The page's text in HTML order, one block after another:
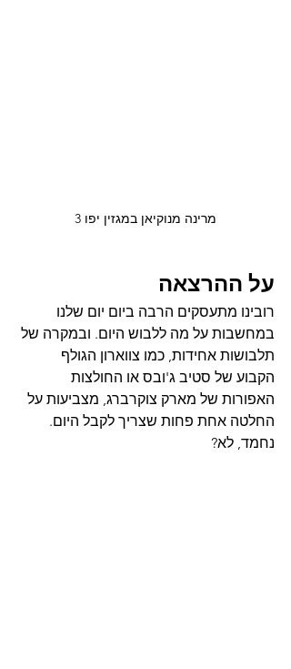
מרינה מנוקיאן במגזין יפו 3
על ההרצאה
רובינו מתעסקים הרבה ביום יום שלנו
במחשבות על מה ללבוש היום. ובמקרה של
תלבושות אחידות, כמו צווארון הגולף
הקבוע של סטיב ג'ובס או החולצות
האפורות של מארק צוקרברג, מצביעות על
החלטה אחת פחות שצריך לקבל היום.
נחמד, לא?